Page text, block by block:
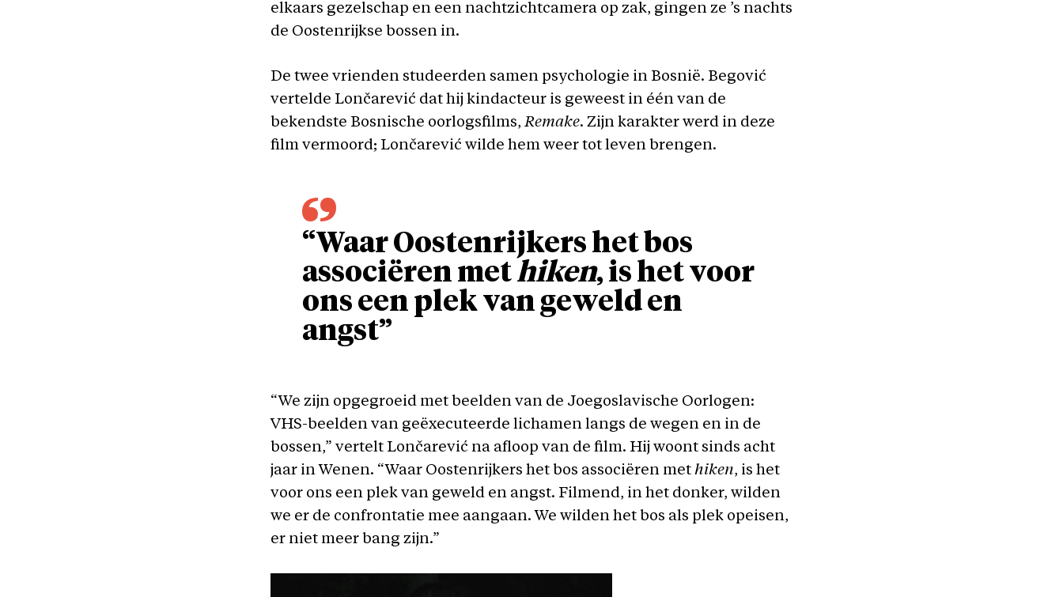
elkaars gezelschap en een nachtzichtcamera op zak, gingen ze ’s nachts
de Oostenrijkse bossen in.
De twee vrienden studeerden samen psychologie in Bosnië. Begović
vertelde Lončarević dat hij kindacteur is geweest in één van de
bekendste Bosnische oorlogsfilms,Remake. Zijn karakter werd in deze
film vermoord; Lončarević wilde hem weer tot leven brengen.
“Waar Oostenrijkers het bos
associëren methiken, is het voor
ons een plek van geweld en
angst”
“We zijn opgegroeid met beelden van de Joegoslavische Oorlogen:
VHS-beelden van geëxecuteerde lichamen langs de wegen en in de
bossen,” vertelt Lončarević na afloop van de film. Hij woont sinds acht
jaar in Wenen. “Waar Oostenrijkers het bos associëren met hiken, is het
voor ons een plek van geweld en angst. Filmend, in het donker, wilden
we er de confrontatie mee aangaan. We wilden het bos als plek opeisen,
er niet meer bang zijn.”